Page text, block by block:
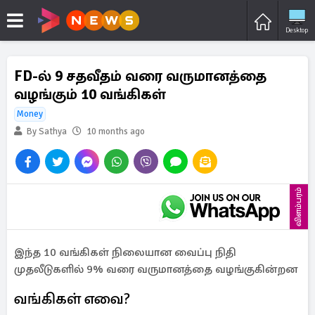
Desktop
FD-ல் 9 சதவீதம் வரை வருமானத்தை
வழங்கும் 10 வங்கிகள்
Money
By Sathya
10 months ago
விளம்பரம்
இந்த 10 வங்கிகள் நிலையான வைப்பு நிதி
முதலீடுகளில் 9% வரை வருமானத்தை வழங்குகின்றன
வங்கிகள் எவை?